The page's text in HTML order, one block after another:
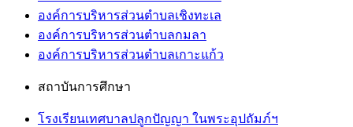
องค์การบริหารส่วนตำบลเชิงทะเล
องค์การบริหารส่วนตำบลกมลา
องค์การบริหารส่วนตำบลเกาะแก้ว
สถาบันการศึกษา
โรงเรียนเทศบาลปลูกปัญญา ในพระอุปถัมภ์ฯ